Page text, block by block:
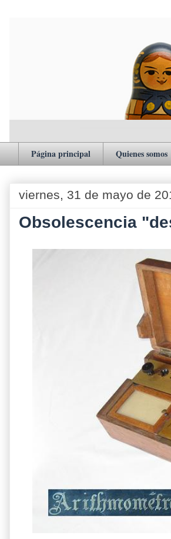
Página principal Quienes somos
viernes, 31 de mayo de
Obsolescencia